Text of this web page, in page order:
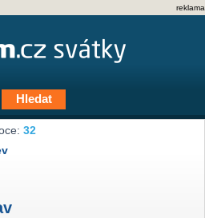
reklama
32